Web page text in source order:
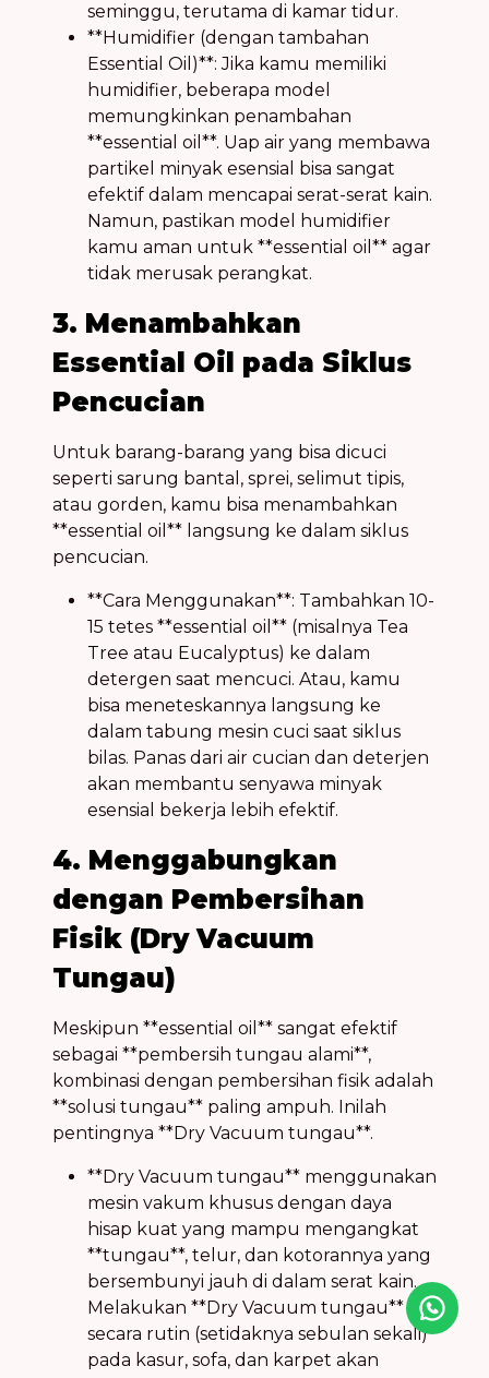
seminggu, terutama di kamar tidur.
**Humidifier (dengan tambahan
Essential Oil)**: Jika kamu memiliki
humidifier, beberapa model
memungkinkan penambahan
**essential oil**. Uap air yang membawa
partikel minyak esensial bisa sangat
efektif dalam mencapai serat-serat kain.
Namun, pastikan model humidifier
kamu aman untuk **essential oil** agar
tidak merusak perangkat.
3. Menambahkan
Essential Oil pada Siklus
Pencucian
Untuk barang-barang yang bisa dicuci
seperti sarung bantal, sprei, selimut tipis,
atau gorden, kamu bisa menambahkan
**essential oil** langsung ke dalam siklus
pencucian.
**Cara Menggunakan**: Tambahkan 10-
15 tetes **essential oil** (misalnya Tea
Tree atau Eucalyptus) ke dalam
detergen saat mencuci. Atau, kamu
bisa meneteskannya langsung ke
dalam tabung mesin cuci saat siklus
bilas. Panas dari air cucian dan deterjen
akan membantu senyawa minyak
esensial bekerja lebih efektif.
4. Menggabungkan
dengan Pembersihan
Fisik (Dry Vacuum
Tungau)
Meskipun **essential oil** sangat efektif
sebagai **pembersih tungau alami**,
kombinasi dengan pembersihan fisik adalah
**solusi tungau** paling ampuh. Inilah
pentingnya **Dry Vacuum tungau**.
**Dry Vacuum tungau** menggunakan
mesin vakum khusus dengan daya
hisap kuat yang mampu mengangkat
**tungau**, telur, dan kotorannya yang
bersembunyi jauh di dalam serat kain.
Melakukan **Dry Vacuum tungau**
secara rutin (setidaknya sebulan sekali)
pada kasur, sofa, dan karpet akan
Icon